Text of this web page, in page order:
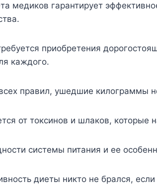
медиков гарантирует
приобретения
каждого.
правил, ушедшие килограммы
от токсинов и шлаков, которые
системы питания и ее
диеты никто не брался,